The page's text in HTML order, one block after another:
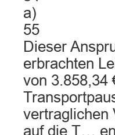
a)
55
Dieser
erbrachten
von 3.858,34
vertraglichen
auf die T…